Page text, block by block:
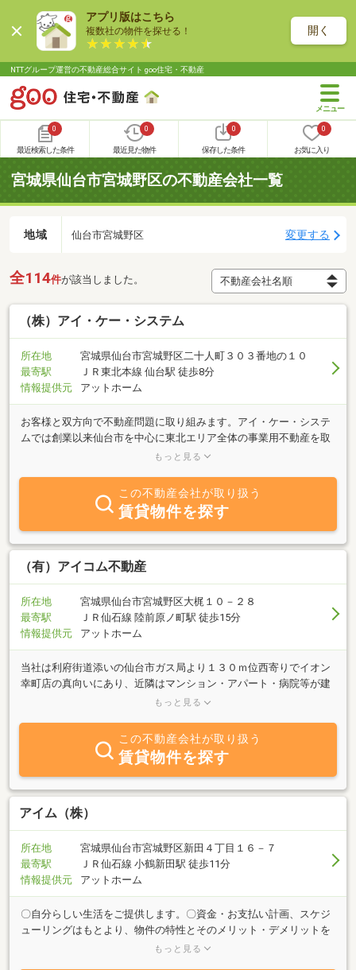
アプリ版はこちら
複数社の物件を探せる！ 開く
NTTグループ運営の不動産総合サイト goo住宅・不動産
0
最近検索した条件
0
最近見た物件
0
保存した条件
0
お気に入り
宮城県仙台市宮城野区の不動産会社一覧
地域 仙台市宮城野区 変更する
全114件が該当しました。
（株）アイ・ケー・システム
所在地
宮城県仙台市宮城野区二十人町３０３番地の１０
最寄駅
ＪＲ東北本線 仙台駅 徒歩8分
情報提供元
アットホーム
お客様と双方向で不動産問題に取り組みます。アイ・ケー・システ
ムでは創業以来仙台市を中心に東北エリア全体の事業用不動産を取
り扱ってきました。賃貸マンションの管理も行なっております。お
（Knowledge-based）、不動産を通じたより良い社会の構築に貢献
したいと思っております。
もっと見る
この不動産会社が取り扱う
賃貸物件を探す
（有）アイコム不動産
所在地
宮城県仙台市宮城野区大梶１０－２８
最寄駅
ＪＲ仙石線 陸前原ノ町駅 徒歩15分
情報提供元
アットホーム
当社は利府街道添いの仙台市ガス局より１３０ｍ位西寄りでイオン
幸町店の真向いにあり、近隣はマンション・アパート・病院等が建
ち並ぶ平坦な土地柄です。アパート・マンション・貸家の賃貸や管
東北弁でも仙台弁でも結構です。銀行ローン融資の御手伝い、相
談、何でも御気軽に御相談下さい。まごごろをモットーの(有)アイ
コム不動産が地元弁で親切に対応します。
もっと見る
この不動産会社が取り扱う
賃貸物件を探す
アイム（株）
所在地
宮城県仙台市宮城野区新田４丁目１６－７
最寄駅
ＪＲ仙石線 小鶴新田駅 徒歩11分
情報提供元
アットホーム
〇自分らしい生活をご提供します。〇資金・お支払い計画、スケジ
ューリングはもとより、物件の特性とそのメリット・デメリットを
交え丁寧にご説明させて頂きます。○お取引後もトータルに的にア
もっと見る